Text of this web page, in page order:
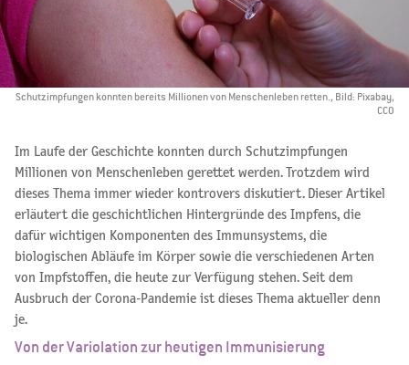
Schutzimpfungen konnten bereits Millionen von Menschenleben retten., Bild: Pixabay,
CCO
Im Laufe der Geschichte konnten durch Schutzimpfungen
Millionen von Menschenleben gerettet werden. Trotzdem wird
dieses Thema immer wieder kontrovers diskutiert. Dieser Artikel
erläutert die geschichtlichen Hintergründe des Impfens, die
dafür wichtigen Komponenten des Immunsystems, die
biologischen Abläufe im Körper sowie die verschiedenen Arten
von Impfstoffen, die heute zur Verfügung stehen. Seit dem
Ausbruch der Corona-Pandemie ist dieses Thema aktueller denn
je.
Von der Variolation zur heutigen Immunisierung